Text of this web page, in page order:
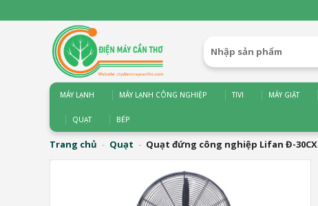
qua
Tìm
kiếm:
MÁY LẠNH MÁY LẠNH CÔNG NGHIỆP TIVI MÁY GIẶT
QUẠT BẾP
Trang chủ - Quạt - Quạt đứng công nghiệp Lifan Đ-30CX